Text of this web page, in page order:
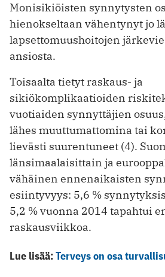
Monisikiöisten synnytysten
hienokseltaan vähentynyt jo
lapsettomuushoitojen
ansiosta.
Toisaalta tietyt raskaus- ja
sikiökomplikaatioiden
vuotiaiden synnyttäjien
lähes muuttumattomina tai
lievästi suurentuneet (4).
länsimaalaisittain ja
vähäinen ennenaikaisten
esiintyvyys: 5,6 %
5,2 % vuonna 2014 tapahtui
raskausviikkoa.
Lue lisää:Terveys on osa